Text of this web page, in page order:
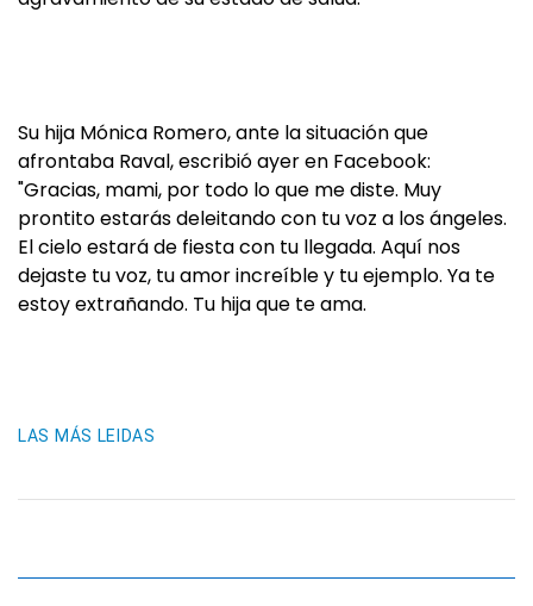
Su hija Mónica Romero, ante la situación que
afrontaba Raval, escribió ayer en Facebook:
"Gracias, mami, por todo lo que me diste. Muy
prontito estarás deleitando con tu voz a los ángeles.
El cielo estará de fiesta con tu llegada. Aquí nos
dejaste tu voz, tu amor increíble y tu ejemplo. Ya te
estoy extrañando. Tu hija que te ama.
LAS MÁS LEIDAS